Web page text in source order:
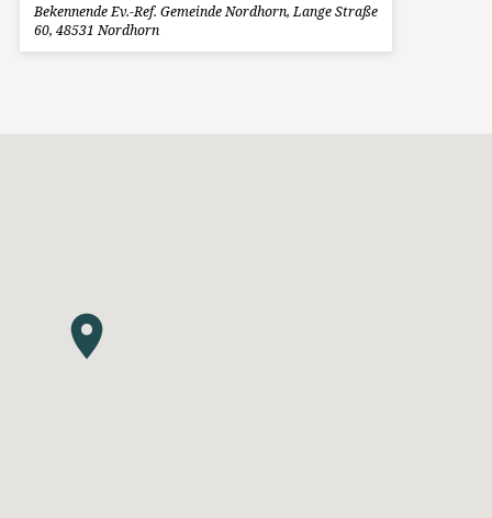
Bekennende Ev.-Ref. Gemeinde Nordhorn, Lange Straße
60, 48531 Nordhorn